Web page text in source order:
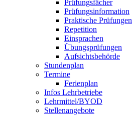
Prüfungsfächer
Prüfungsinformation
Praktische Prüfungen
Repetition
Einsprachen
Übungsprüfungen
Aufsichtsbehörde
Stundenplan
Termine
Ferienplan
Infos Lehrbetriebe
Lehrmittel/BYOD
Stellenangebote